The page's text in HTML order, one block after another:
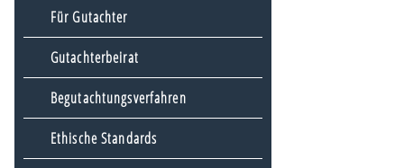
Für Gutachter
Gutachterbeirat
Begutachtungsverfahren
Ethische Standards